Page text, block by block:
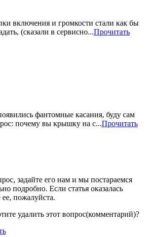
включения и громкости стали как бы
(сказали в сервисно...Прочитать
фантомные касания, буду сам
почему вы крышку на с...Прочитать
задайте его нам и мы постараемся
подробно. Если статья оказалась
пожалуйста.
удалить этот вопрос(комментарий)?